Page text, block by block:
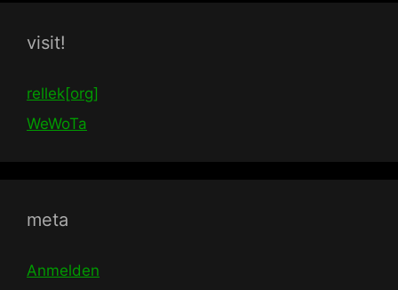
visit!
rellek[org]
WeWoTa
meta
Anmelden